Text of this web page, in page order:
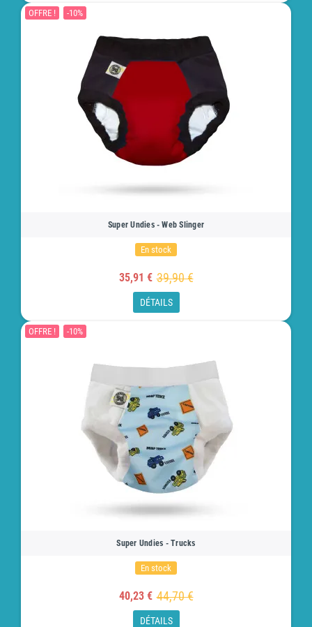
OFFRE ! -10%
Super Undies - Web Slinger
En stock
35,91 € 39,90 €
DÉTAILS
OFFRE ! -10%
Super Undies - Trucks
En stock
40,23 € 44,70 €
DÉTAILS